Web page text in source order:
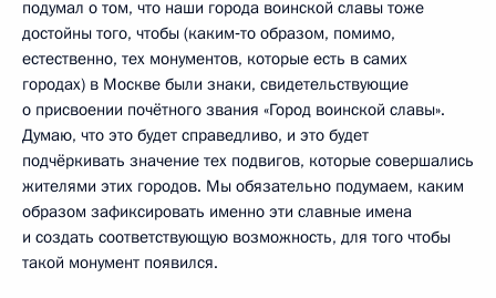
подумал о том, что наши города воинской славы тоже
достойны того, чтобы (каким‑то образом, помимо,
естественно, тех монументов, которые есть в самих
городах) в Москве были знаки, свидетельствующие
о присвоении почётного звания «Город воинской славы».
Думаю, что это будет справедливо, и это будет
подчёркивать значение тех подвигов, которые совершались
жителями этих городов. Мы обязательно подумаем, каким
образом зафиксировать именно эти славные имена
и создать соответствующую возможность, для того чтобы
такой монумент появился.